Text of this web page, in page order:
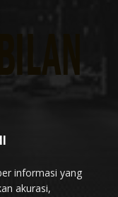
informasi yang
akurasi,